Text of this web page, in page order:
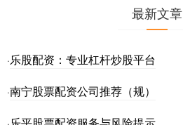
最新文章
·乐股配资：专业杠杆炒股平台
·南宁股票配资公司推荐（规）